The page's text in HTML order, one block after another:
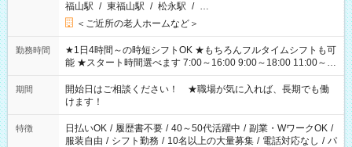
福山駅 / 東福山駅 / 松永駅 / …
＜ご近所の老人ホームなど＞
勤務時間
★1日4時間～の時短シフトOK ★もちろんフルタイムシフトも可
能 ★スタート時間選べます 7:00～16:00 9:00～18:00 11:00～
20:00 など 残業なし！ ※Wワークの場合、他のお仕事と合わせ
週40時間超の就業はご案内できません ※法令に基づき、週20時
間以上勤務は社会保険への加入対象となります ※労働者派遣法
（日雇い派遣の原則禁止）により、短時間・短期間の就業はご
案内が難しい場合があります
期間
開始日はご相談ください！ ★職場が気に入れば、長期でも働
けます！
特徴 日払いOK / 履歴書不要 / 40～50代活躍中 / 副業・WワークOK /
服装自由 / シフト勤務 / 10名以上の大量募集 / 電話対応なし / パ